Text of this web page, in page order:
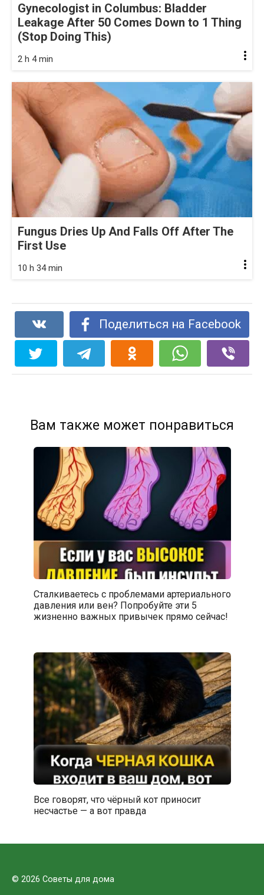
Gynecologist in Columbus: Bladder
Leakage After 50 Comes Down to 1 Thing
(Stop Doing This)
2 h 4 min
Fungus Dries Up And Falls Off After The
First Use
10 h 34 min
Поделиться на Facebook
Вам также может понравиться
Сталкиваетесь с проблемами артериального
давления или вен? Попробуйте эти 5
жизненно важных привычек прямо сейчас!
Все говорят, что чёрный кот приносит
несчастье — а вот правда
© 2026 Советы для дома